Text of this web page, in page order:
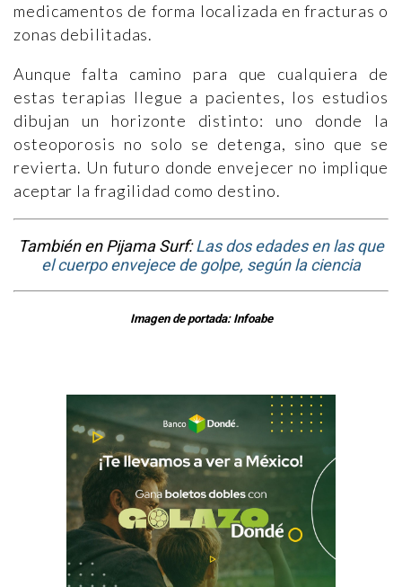
medicamentos de forma localizada en fracturas o
zonas debilitadas.
Aunque falta camino para que cualquiera de
estas terapias llegue a pacientes, los estudios
dibujan un horizonte distinto: uno donde la
osteoporosis no solo se detenga, sino que se
revierta. Un futuro donde envejecer no implique
aceptar la fragilidad como destino.
También en Pijama Surf:Las dos edades en las que
el cuerpo envejece de golpe, según la ciencia
Imagen de portada: Infoabe